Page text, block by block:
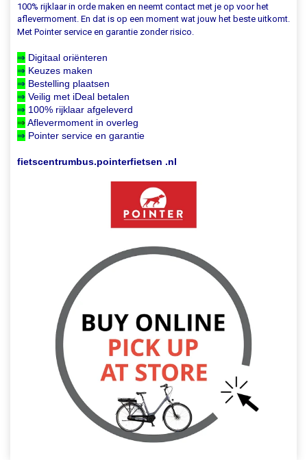
100% rijklaar in orde maken en neemt contact met je op voor het
aflevermoment. En dat is op een moment wat jouw het beste uitkomt.
Met Pointer service en garantie zonder risico.
⇒ Digitaal oriënteren
⇒ Keuzes maken
⇒ Bestelling plaatsen
⇒ Veilig met iDeal betalen
⇒ 100% rijklaar afgeleverd
⇒ Aflevermoment in overleg
⇒ Pointer service en garantie
fietscentrumbus.pointerfietsen .nl